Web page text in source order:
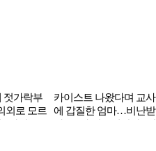
젓가락부
외로 모르
카이스트 나왔다며 교사
에 갑질한 엄마…비난받